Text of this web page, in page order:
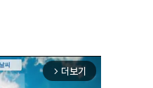
arrow_forward_ios 더보기